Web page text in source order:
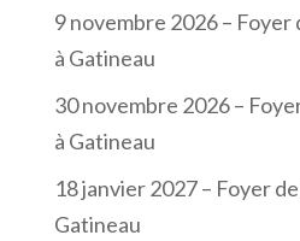
9 novembre 2026 – Foyer
à Gatineau
30 novembre 2026 –
à Gatineau
18 janvier 2027 – Foyer
Gatineau